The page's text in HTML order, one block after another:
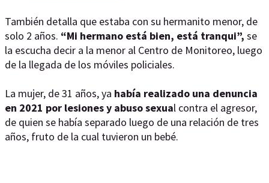
También detalla que estaba con su hermanito menor, de
solo 2 años. “Mi hermano está bien, está tranqui”, se
la escucha decir a la menor al Centro de Monitoreo, luego
de la llegada de los móviles policiales.
La mujer, de 31 años, ya había realizado una denuncia
en 2021 por lesiones y abuso sexual contra el agresor,
de quien se había separado luego de una relación de tres
años, fruto de la cual tuvieron un bebé.